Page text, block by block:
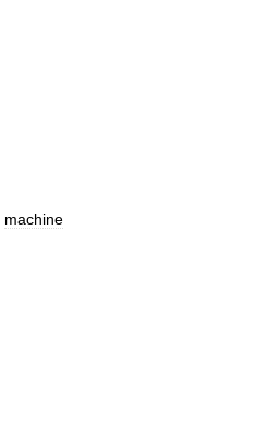
machine